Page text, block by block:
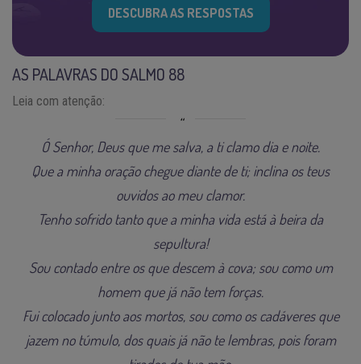
DESCUBRA AS RESPOSTAS
AS PALAVRAS DO SALMO 88
Leia com atenção:
Ó Senhor, Deus que me salva, a ti clamo dia e noite.
Que a minha oração chegue diante de ti; inclina os teus
ouvidos ao meu clamor.
Tenho sofrido tanto que a minha vida está à beira da
sepultura!
Sou contado entre os que descem à cova; sou como um
homem que já não tem forças.
Fui colocado junto aos mortos, sou como os cadáveres que
jazem no túmulo, dos quais já não te lembras, pois foram